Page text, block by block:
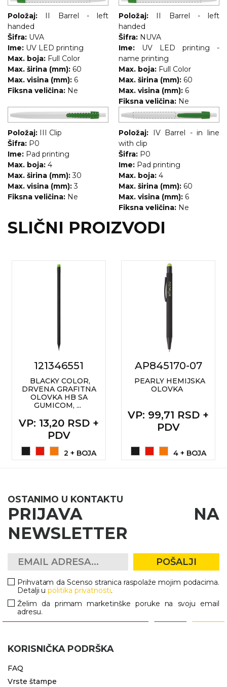
Položaj:
II Barrel - left
handed
Šifra: UVA
Ime: UV LED printing
Max. boja: Full Color
Max. širina (mm): 60
Max. visina (mm): 6
Fiksna veličina: Ne
Položaj:
II Barrel - left
handed
Šifra: NUVA
Ime:
UV LED printing -
name printing
Max. boja: Full Color
Max. širina (mm): 60
Max. visina (mm): 6
Fiksna veličina: Ne
Položaj: III Clip
Šifra: P0
Ime: Pad printing
Max. boja: 4
Max. širina (mm): 30
Max. visina (mm): 3
Fiksna veličina: Ne
Položaj:
IV Barrel - in line
with clip
Šifra: P0
Ime: Pad printing
Max. boja: 4
Max. širina (mm): 60
Max. visina (mm): 6
Fiksna veličina: Ne
SLIČNI PROIZVODI
121346551
BLACKY COLOR,
DRVENA GRAFITNA
OLOVKA HB SA
GUMICOM, ...
VP: 13,20 RSD +
PDV
2 + BOJA
AP845170-07
PEARLY HEMIJSKA
OLOVKA
VP: 99,71 RSD +
PDV
4 + BOJA
OSTANIMO U KONTAKTU
PRIJAVA NA
NEWSLETTER
POŠALJI
Prihvatam da Scenso stranica raspolaže mojim podacima.
Detalji upolitika privatnosti.
Želim da primam marketinške poruke na svoju email
adresu.
KORISNIČKA PODRŠKA
FAQ
Vrste štampe